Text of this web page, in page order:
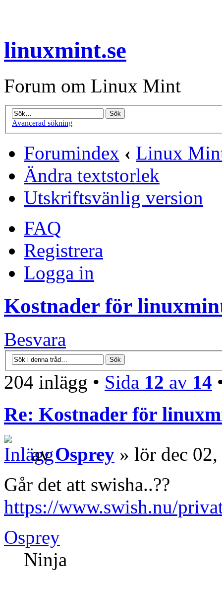
linuxmint.se
Forum om Linux Mint
Avancerad sökning
Forumindex ‹ Linux
Ändra textstorlek
Utskriftsvänlig version
FAQ
Registrera
Logga in
Kostnader för
Besvara
204 inlägg • Sida 12 av 14
Re: Kostnader för
avOsprey » lör dec
Går det att swisha..??
https://www.swish.nu/
Osprey
Ninja